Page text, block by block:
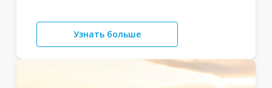
Узнать больше